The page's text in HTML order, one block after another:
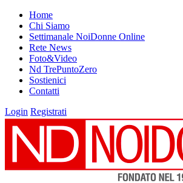
Home
Chi Siamo
Settimanale NoiDonne Online
Rete News
Foto&Video
Nd TrePuntoZero
Sostienici
Contatti
Login Registrati